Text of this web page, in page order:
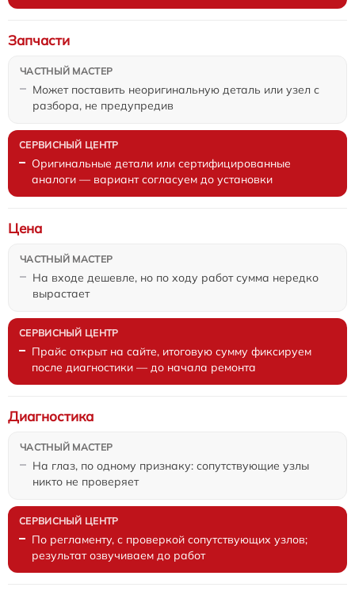
Может поставить неоригинальную деталь или узел с
разбора, не предупредив
Запчасти
Оригинальные детали или сертифицированные
аналоги — вариант согласуем до установки
На входе дешевле, но по ходу работ сумма нередко
вырастает
Цена
Прайс открыт на сайте, итоговую сумму фиксируем
после диагностики — до начала ремонта
На глаз, по одному признаку: сопутствующие узлы
никто не проверяет
Диагностика
По регламенту, с проверкой сопутствующих узлов;
результат озвучиваем до работ